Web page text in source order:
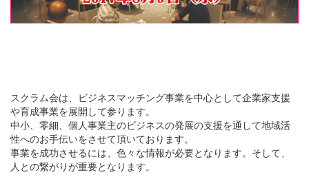
スクラム会は、ビジネスマッチング事業を中心として企業家支援
や育成事業を展開して参ります。
中小、零細、個人事業主のビジネスの発展の支援を通して地域活
性へのお手伝いをさせて頂いております。
事業を成功させるには、色々な情報が必要となります。そ して、
人との繋がりが重要となります。